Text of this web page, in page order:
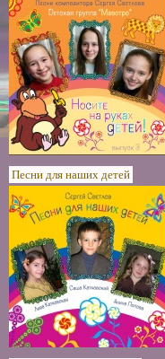
Песни для наших детей